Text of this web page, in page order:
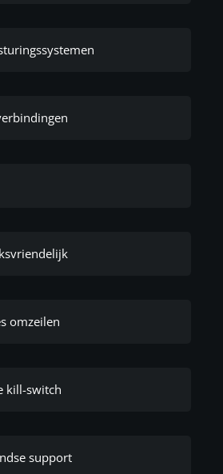
omzeilen
kill-switch
support